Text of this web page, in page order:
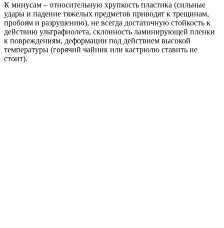
К минусам – относительную хрупкость пластика (сильные
удары и падение тяжелых предметов приводят к трещинам,
пробоям и разрушению), не всегда достаточную стойкость к
действию ультрафиолета, склонность ламинирующей пленки
к повреждениям, деформации под действием высокой
температуры (горячий чайник или кастрюлю ставить не
стоит).